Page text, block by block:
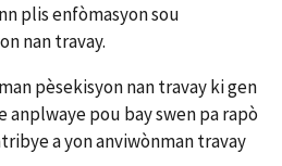
plis enfòmasyon sou
nan travay.
pèsekisyon nan travay ki gen
anplwaye pou bay swen pa rapò
a yon anviwònman travay